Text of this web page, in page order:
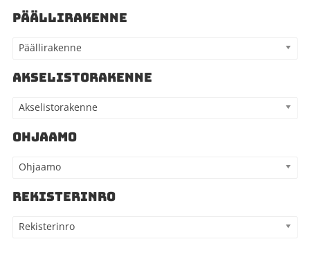
PÄÄLLIRAKENNE
Päällirakenne
AKSELISTORAKENNE
Akselistorakenne
OHJAAMO
Ohjaamo
REKISTERINRO
Rekisterinro